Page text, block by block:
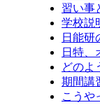
習い事
学校説
日能研
日特、
どのよ
期間講
こうや